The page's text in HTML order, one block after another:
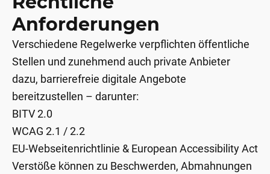
Anforderungen
Verschiedene Regelwerke verpflichten öffentliche
Stellen und zunehmend auch private Anbieter
dazu, barrierefreie digitale Angebote
bereitzustellen – darunter:
BITV 2.0
WCAG 2.1 / 2.2
EU-Webseitenrichtlinie & European Accessibility Act
Verstöße können zu Beschwerden, Abmahnungen